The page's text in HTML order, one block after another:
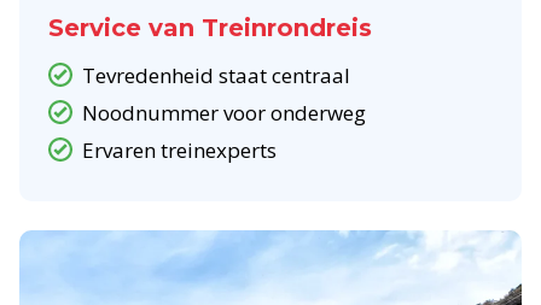
Service van Treinrondreis
Tevredenheid staat centraal
Noodnummer voor onderweg
Ervaren treinexperts